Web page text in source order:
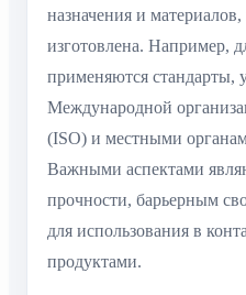
назначения и
изготовлена. Например,
применяются стандарты,
Международной
(ISO) и местными
Важными аспектами
прочности, барьерным
для использования в
продуктами.